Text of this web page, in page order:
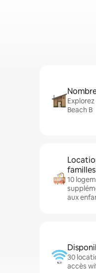
Beach B
familles
10
aux
30
accès